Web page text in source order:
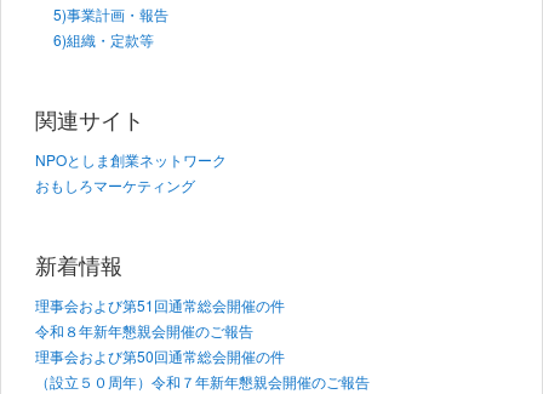
5)事業計画・報告
6)組織・定款等
関連サイト
NPOとしま創業ネットワーク
おもしろマーケティング
新着情報
理事会および第51回通常総会開催の件
令和８年新年懇親会開催のご報告
理事会および第50回通常総会開催の件
（設立５０周年）令和７年新年懇親会開催のご報告